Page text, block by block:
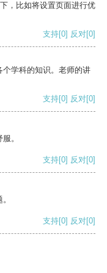
，比如将设置页面进行优
支持[0] 反对[0]
学科的知识。老师的讲
支持[0] 反对[0]
。
支持[0] 反对[0]
支持[0] 反对[0]